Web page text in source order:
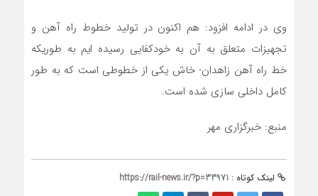
وی در ادامه افزود: هم اکنون در تولید خطوط راه آهن و
تجهیزات متعلق به آن به خودکفایی رسیده ایم به طوریکه
خط راه آهن زاهدان- خاش یکی از خطوطی است که به طور
کامل داخلی سازی شده است.
منبع: خبرگزاری مهر
لینک کوتاه : https://rail-news.ir/?p=33971